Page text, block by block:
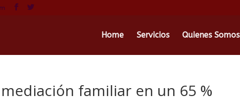
Home Servicios Quienes Somos
familiar en un 65 %